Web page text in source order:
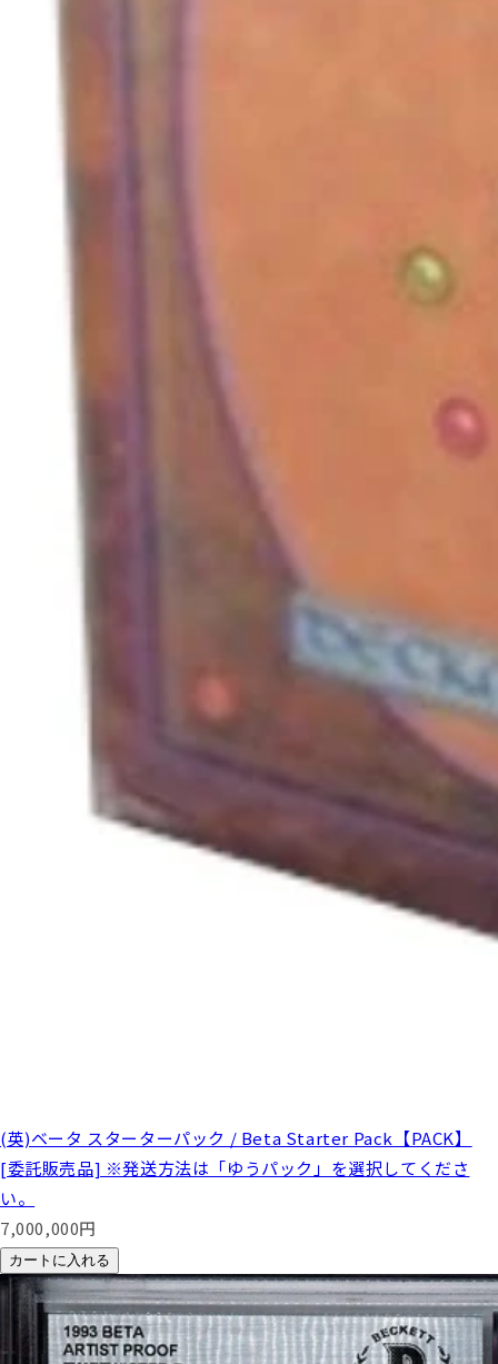
(英)ベータ スターターパック / Beta Starter Pack【PACK】
[委託販売品] ※発送方法は「ゆうパック」を選択してくださ
い。
7,000,000円
カートに入れる